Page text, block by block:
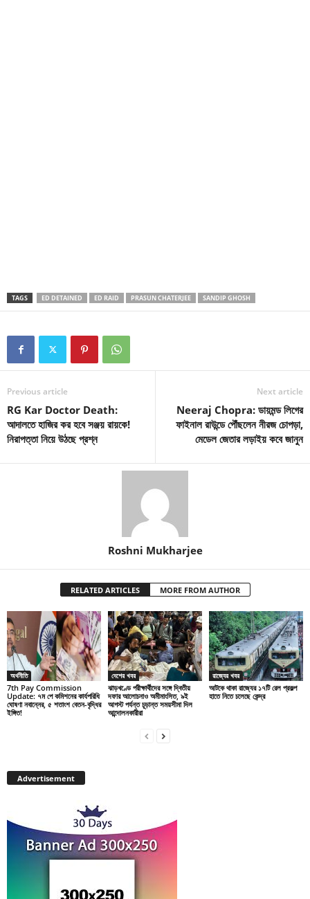
TAGS ED DETAINED ED RAID PRASUN CHATERJEE SANDIP GHOSH
Previous article
RG Kar Doctor Death:
আদালতে হাজির কর হবে সঞ্জয় রায়কে!
নিরাপত্তা নিয়ে উঠছে প্রশ্ন
Next article
Neeraj Chopra: ডায়মন্ড লিগের
ফাইনাল রাউন্ডে পৌঁছলেন নীরজ চোপড়া,
মেডেল জেতার লড়াইয় কবে জানুন
Roshni Mukharjee
RELATED ARTICLES MORE FROM AUTHOR
অর্থনীতি
7th Pay Commission
Update: ৭ম পে কমিশনের কার্যপরিধি
ঘোষণা নবান্নের, ৫ শতাংশ বেতন-বৃদ্ধির
ইঙ্গিত!
দেশের খবর
ঝাড়খণ্ডে পরীক্ষার্থীদের সঙ্গে দ্বিতীয়
দফার আলোচনাও অমীমাংসিত, ৯ই
আগস্ট পর্যন্ত চূড়ান্ত সময়সীমা দিল
আন্দোলনকারীরা
রাজ্যের খবর
আটকে থাকা রাজ্যের ১৭টি রেল প্রকল্প
হাতে নিতে চলেছে কেন্দ্র
Advertisement